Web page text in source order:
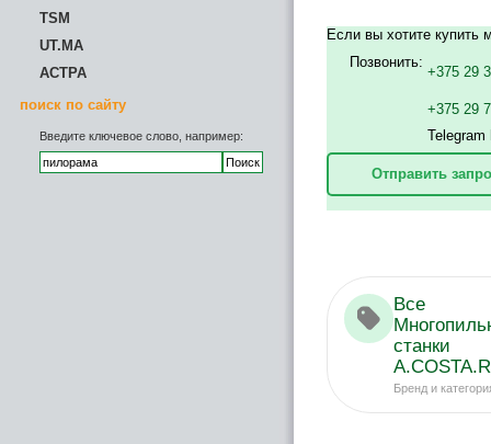
TSM
UT.MA
АСТРА
поиск по сайту
Введите ключевое слово, например:
Если вы хотите купить
Позвонить:
+375 29
+375 29
Отправить
Все
станки
Бренд и